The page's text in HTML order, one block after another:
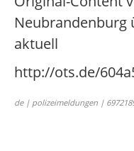
aktuell
http://ots.de/
de | polizeimeldungen |